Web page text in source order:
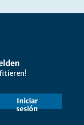
Iniciar
sesión